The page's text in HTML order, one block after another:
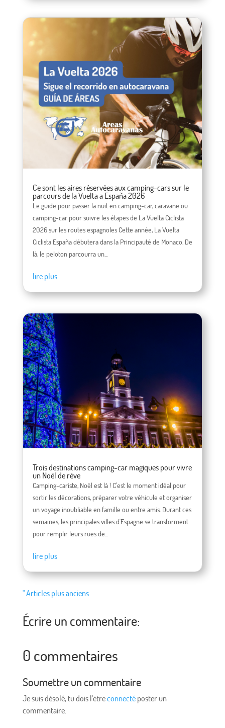
Ce sont les aires réservées aux camping-cars sur le
parcours de la Vuelta a España 2026
Le guide pour passer la nuit en camping-car, caravane ou
camping-car pour suivre les étapes de La Vuelta Ciclista
2026 sur les routes espagnoles Cette année, La Vuelta
Ciclista España débutera dans la Principauté de Monaco. De
là, le peloton parcourra un...
lire plus
Trois destinations camping-car magiques pour vivre
un Noël de rêve
Camping-cariste, Noël est là ! C'est le moment idéal pour
sortir les décorations, préparer votre véhicule et organiser
un voyage inoubliable en famille ou entre amis. Durant ces
semaines, les principales villes d'Espagne se transforment
pour remplir leurs rues de...
lire plus
" Articles plus anciens
Écrire un commentaire:
0 commentaires
Soumettre un commentaire
Je suis désolé, tu dois l'êtreconnectéposter un
commentaire.